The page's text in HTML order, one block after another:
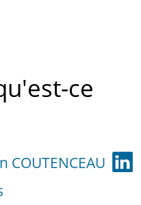
ce
COUTENCEAU